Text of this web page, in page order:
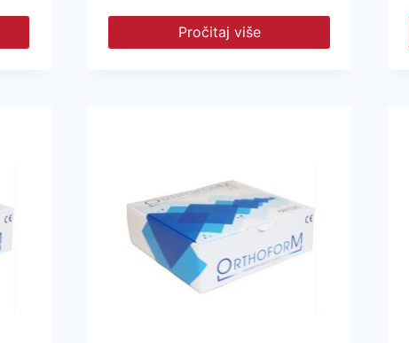
Pročitaj više